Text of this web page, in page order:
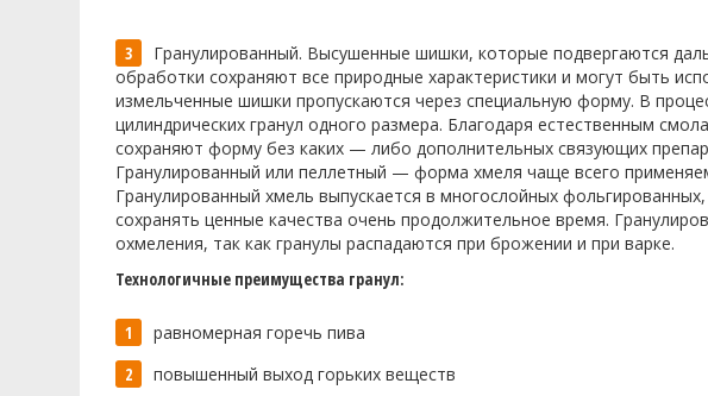
Гранулированный. Высушенные шишки, которые подвергаются
обработки сохраняют все природные характеристики и могут быть
измельченные шишки пропускаются через специальную форму. В
цилиндрических гранул одного размера. Благодаря естественным
сохраняют форму без каких — либо дополнительных связующих
Гранулированный или пеллетный — форма хмеля чаще всего
Гранулированный хмель выпускается в многослойных
сохранять ценные качества очень продолжительное время.
охмеления, так как гранулы распадаются при брожении и при варке.
Технологичные преимущества гранул:
равномерная горечь пива
повышенный выход горьких веществ